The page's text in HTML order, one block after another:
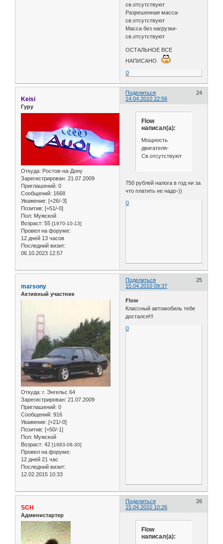
св.отсутствуют
Разрешенная масса-
св.отсутствуют
Масса без нагрузки-
св.отсутствуют
ОСТАЛЬНОЕ ВСЕ
НАПИСАНО
0
Поделиться
24
14.04.2010 22:56
Keisi
Гуру
Откуда: Ростов-на-Дону
Зарегистрирован: 21.07.2009
Приглашений: 0
Сообщений: 1668
Уважение: [+26/-3]
Позитив: [+51/-0]
Пол: Мужской
Возраст: 55 [1970-10-13]
Провел на форуме:
12 дней 13 часов
Последний визит:
06.10.2023 12:57
Flow
написал(а):
Мощность
двигателя-
Св.отсутствуют
750 рублей налога в год ни за
что платить не надо-))
0
Поделиться
25
15.04.2010 09:37
marsony
Активный участник
Откуда: г. Энгельс 64
Зарегистрирован: 21.07.2009
Приглашений: 0
Сообщений: 916
Уважение: [+21/-0]
Позитив: [+50/-1]
Пол: Мужской
Возраст: 42 [1983-08-30]
Провел на форуме:
12 дней 21 час
Последний визит:
12.02.2015 10:33
Flow
Классный автомобиль тебе
достался!!!
0
Поделиться
26
15.04.2010 10:26
SCH
Администартер
Flow
написал(а):